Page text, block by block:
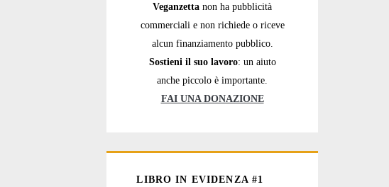
Veganzetta non ha pubblicità
commerciali e non richiede o riceve
alcun finanziamento pubblico.
Sostieni il suo lavoro: un aiuto
anche piccolo è importante.
FAI UNA DONAZIONE
LIBRO IN EVIDENZA #1